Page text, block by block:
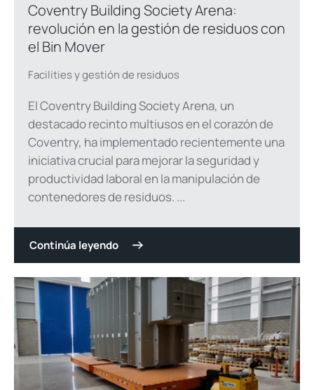
Coventry Building Society Arena:
revolución en la gestión de residuos con
el Bin Mover
Facilities y gestión de residuos
El Coventry Building Society Arena, un
destacado recinto multiusos en el corazón de
Coventry, ha implementado recientemente una
iniciativa crucial para mejorar la seguridad y
productividad laboral en la manipulación de
contenedores de residuos. ...
Continúa leyendo